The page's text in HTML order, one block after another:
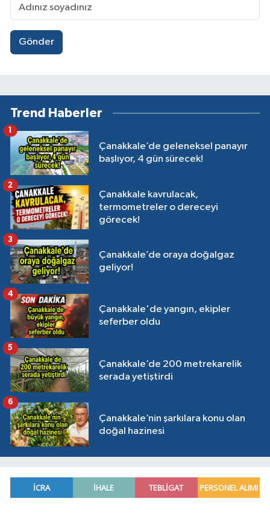
Gönder
Trend Haberler
Çanakkale’de geleneksel panayır
başlıyor, 4 gün sürecek!
1
Çanakkale kavrulacak,
termometreler o dereceyi
görecek!
2
Çanakkale’de oraya doğalgaz
geliyor!
3
Çanakkale'de yangın, ekipler
seferber oldu
4
Çanakkale’de 200 metrekarelik
serada yetiştirdi
5
Çanakkale’nin şarkılara konu olan
doğal hazinesi
6